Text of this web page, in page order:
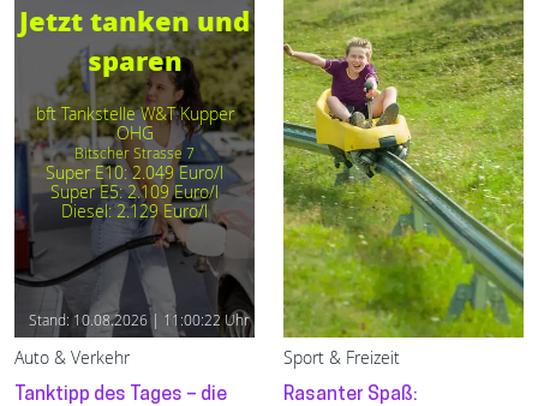
Jetzt tanken und
sparen
bft Tankstelle W&T Kupper
OHG
Bitscher Strasse 7
Super E10: 2.049 Euro/l
Super E5: 2.109 Euro/l
Diesel: 2.129 Euro/l
Stand: 10.08.2026 | 11:00:22 Uhr
Auto & Verkehr
Tanktipp des Tages – die
Sport & Freizeit
Rasanter Spaß: